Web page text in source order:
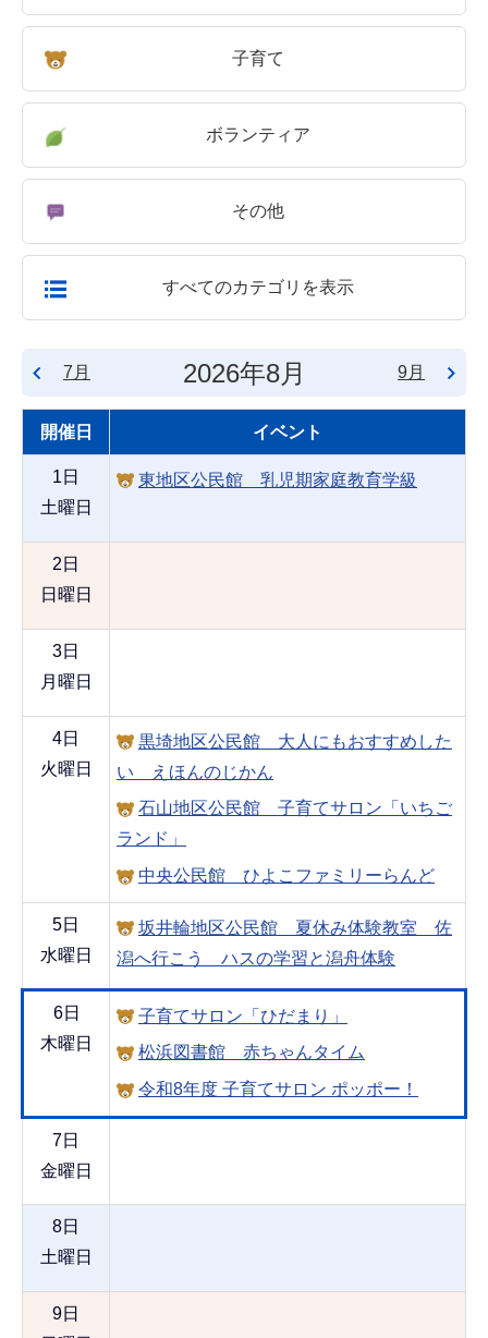
子育て
ボランティア
その他
すべてのカテゴリを表示
7月 9月
2026年8月
開催日 イベント
1日
土曜日
東地区公民館 乳児期家庭教育学級
2日
日曜日
3日
月曜日
4日
火曜日
黒埼地区公民館 大人にもおすすめした
い えほんのじかん
石山地区公民館 子育てサロン「いちご
ランド」
中央公民館 ひよこファミリーらんど
5日
水曜日
坂井輪地区公民館 夏休み体験教室 佐
潟へ行こう ハスの学習と潟舟体験
6日
木曜日
子育てサロン「ひだまり」
松浜図書館 赤ちゃんタイム
令和8年度 子育てサロン ポッポー！
7日
金曜日
8日
土曜日
9日